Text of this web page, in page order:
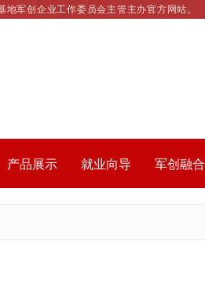
军创企业工作委员会主管主办官方网站。
产品展示 就业向导 军创融合